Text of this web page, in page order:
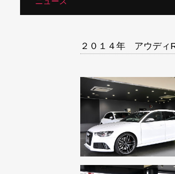
２０１４年 アウディ